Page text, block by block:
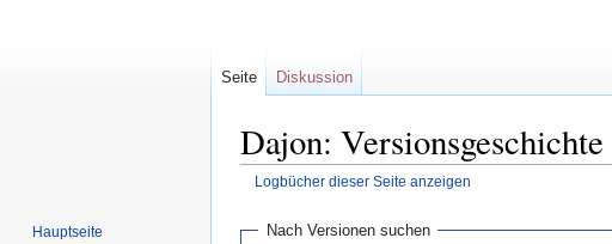
Dajon: Versionsgeschichte
Logbücher dieser Seite anzeigen
Nach Versionen suchen
Seite Diskussion
Hauptseite